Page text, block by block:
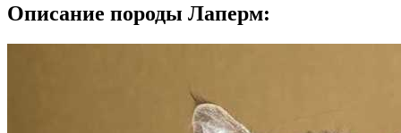
Описание породы Лаперм: